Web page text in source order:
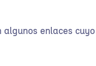
algunos enlaces